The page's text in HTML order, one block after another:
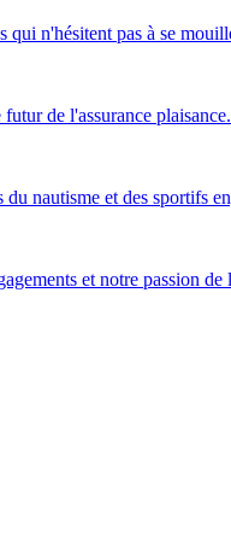
qui n'hésitent pas à se
de l'assurance plaisance.
nautisme et des sportifs
et notre passion de